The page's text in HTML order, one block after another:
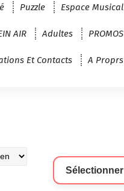
Puzzle Espace Musical
AIR Adultes PROMOS
Et Contacts A Proprs
Sélectionner
Une